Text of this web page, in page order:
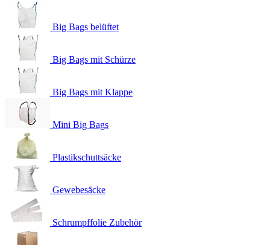
Big Bags belüftet
Big Bags mit Schürze
Big Bags mit Klappe
Mini Big Bags
Plastikschuttsäcke
Gewebesäcke
Schrumpffolie Zubehör